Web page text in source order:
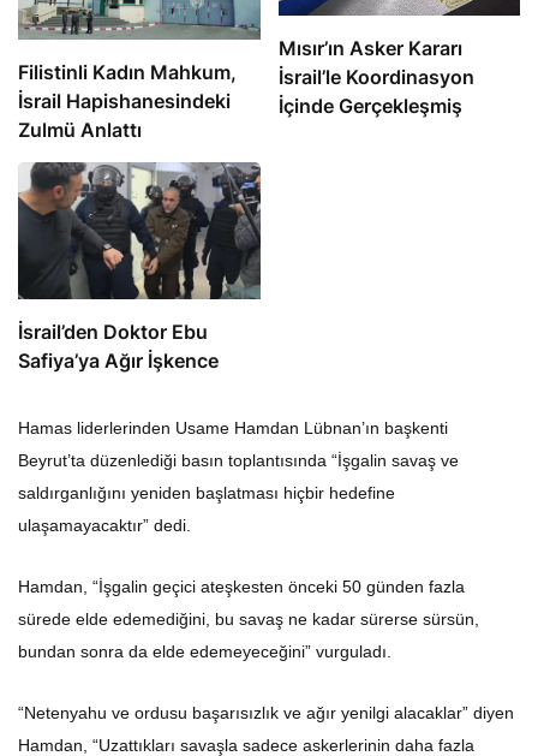
Filistinli Kadın Mahkum,
İsrail Hapishanesindeki
Zulmü Anlattı
Mısır’ın Asker Kararı
İsrail’le Koordinasyon
İçinde Gerçekleşmiş
İsrail’den Doktor Ebu
Safiya’ya Ağır İşkence
Hamas liderlerinden Usame Hamdan Lübnan’ın başkenti
Beyrut’ta düzenlediği basın toplantısında “İşgalin savaş ve
saldırganlığını yeniden başlatması hiçbir hedefine
ulaşamayacaktır” dedi.
Hamdan, “İşgalin geçici ateşkesten önceki 50 günden fazla
sürede elde edemediğini, bu savaş ne kadar sürerse sürsün,
bundan sonra da elde edemeyeceğini” vurguladı.
“Netenyahu ve ordusu başarısızlık ve ağır yenilgi alacaklar” diyen
Hamdan, “Uzattıkları savaşla sadece askerlerinin daha fazla